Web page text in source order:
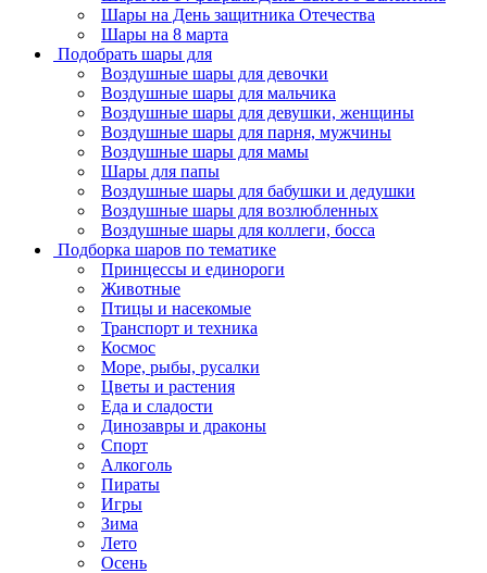
Шары на День защитника Отечества
Шары на 8 марта
Подобрать шары для
Воздушные шары для девочки
Воздушные шары для мальчика
Воздушные шары для девушки, женщины
Воздушные шары для парня, мужчины
Воздушные шары для мамы
Шары для папы
Воздушные шары для бабушки и дедушки
Воздушные шары для возлюбленных
Воздушные шары для коллеги, босса
Подборка шаров по тематике
Принцессы и единороги
Животные
Птицы и насекомые
Транспорт и техника
Космос
Море, рыбы, русалки
Цветы и растения
Еда и сладости
Динозавры и драконы
Спорт
Алкоголь
Пираты
Игры
Зима
Лето
Осень